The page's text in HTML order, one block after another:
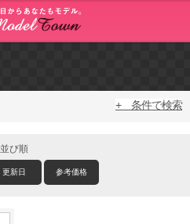
+ 条件で検索
並び順
更新日 参考価格